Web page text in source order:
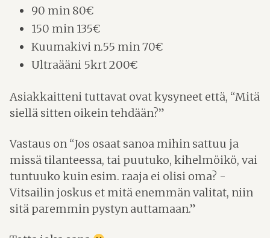
90 min 80€
150 min 135€
Kuumakivi n.55 min 70€
Ultraääni 5krt 200€
Asiakkaitteni tuttavat ovat kysyneet että, “Mitä
siellä sitten oikein tehdään?”
Vastaus on “Jos osaat sanoa mihin sattuu ja
missä tilanteessa, tai puutuko, kihelmöikö, vai
tuntuuko kuin esim. raaja ei olisi oma? -
Vitsailin joskus et mitä enemmän valitat, niin
sitä paremmin pystyn auttamaan.”